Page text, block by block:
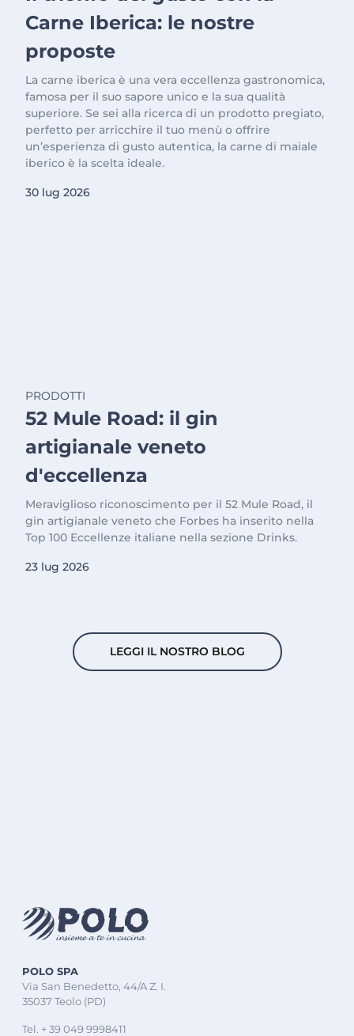
Carne Iberica: le nostre
proposte
La carne iberica è una vera eccellenza gastronomica,
famosa per il suo sapore unico e la sua qualità
superiore. Se sei alla ricerca di un prodotto pregiato,
perfetto per arricchire il tuo menù o offrire
un’esperienza di gusto autentica, la carne di maiale
iberico è la scelta ideale.
30 lug 2026
PRODOTTI
52 Mule Road: il gin
artigianale veneto
d'eccellenza
Meraviglioso riconoscimento per il 52 Mule Road, il
gin artigianale veneto che Forbes ha inserito nella
Top 100 Eccellenze italiane nella sezione Drinks.
23 lug 2026
LEGGI IL NOSTRO BLOG
POLO SPA
Via San Benedetto, 44/A Z. I.
35037 Teolo (PD)
Tel. + 39 049 9998411